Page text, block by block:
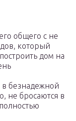
общего с не
который
дом на
в безнадежной
не бросаются в